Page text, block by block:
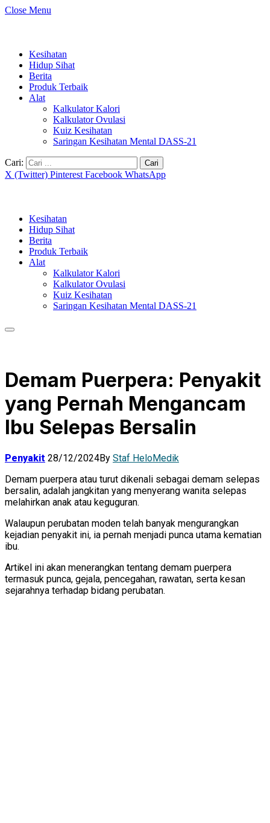
Close Menu
Kesihatan
Hidup Sihat
Berita
Produk Terbaik
Alat
Kalkulator Kalori
Kalkulator Ovulasi
Kuiz Kesihatan
Saringan Kesihatan Mental DASS-21
Cari:
X (Twitter) Pinterest Facebook WhatsApp
Kesihatan
Hidup Sihat
Berita
Produk Terbaik
Alat
Kalkulator Kalori
Kalkulator Ovulasi
Kuiz Kesihatan
Saringan Kesihatan Mental DASS-21
Demam Puerpera: Penyakit
yang Pernah Mengancam
Ibu Selepas Bersalin
Penyakit 28/12/2024By Staf HeloMedik
Demam puerpera atau turut dikenali sebagai demam selepas
bersalin, adalah jangkitan yang menyerang wanita selepas
melahirkan anak atau keguguran.
Walaupun perubatan moden telah banyak mengurangkan
kejadian penyakit ini, ia pernah menjadi punca utama kematian
ibu.
Artikel ini akan menerangkan tentang demam puerpera
termasuk punca, gejala, pencegahan, rawatan, serta kesan
sejarahnya terhadap bidang perubatan.